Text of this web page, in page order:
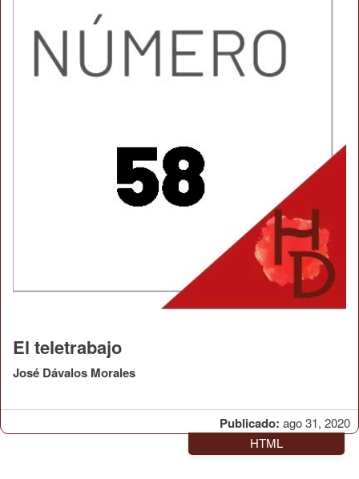
Publicado: ago 31, 2020
El teletrabajo
José Dávalos Morales
HTML